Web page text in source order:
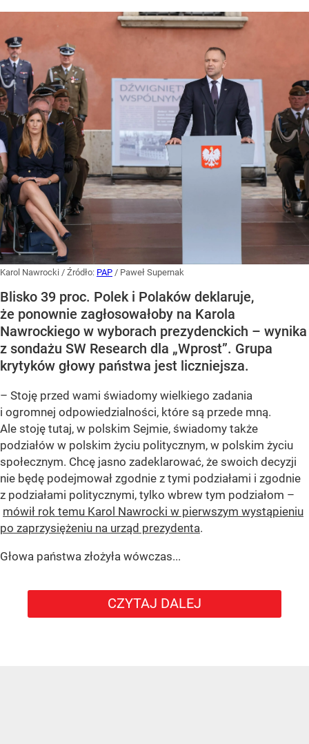
Karol Nawrocki / Źródło: PAP / Paweł Supernak
Blisko 39 proc. Polek i Polaków deklaruje,
że ponownie zagłosowałoby na Karola
Nawrockiego w wyborach prezydenckich – wynika
z sondażu SW Research dla „Wprost”. Grupa
krytyków głowy państwa jest liczniejsza.
– Stoję przed wami świadomy wielkiego zadania
i ogromnej odpowiedzialności, które są przede mną.
Ale stoję tutaj, w polskim Sejmie, świadomy także
podziałów w polskim życiu politycznym, w polskim życiu
społecznym. Chcę jasno zadeklarować, że swoich decyzji
nie będę podejmował zgodnie z tymi podziałami i zgodnie
z podziałami politycznymi, tylko wbrew tym podziałom –
mówił rok temu Karol Nawrocki w pierwszym wystąpieniu
po zaprzysiężeniu na urząd prezydenta.
Głowa państwa złożyła wówczas...
CZYTAJ DALEJ